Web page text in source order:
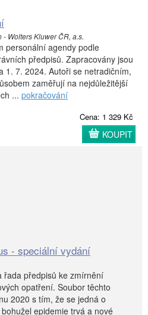
Wolters Kluwer ČR, a.s.
personální agendy podle
předpisů. Zapracovány jsou
1. 7. 2024. Autoři se netradičním,
zaměřují na nejdůležitější
... pokračování
Cena: 1 329 Kč
KOUPIT
- speciální vydání
řada předpisů ke zmírnění
opatření. Soubor těchto
2020 s tím, že se jedná o
epidemie trvá a nové